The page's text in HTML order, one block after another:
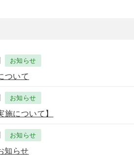
護方針
ビジョンブック
お知らせ
ついて
お知らせ
施について】
お知らせ
知らせ